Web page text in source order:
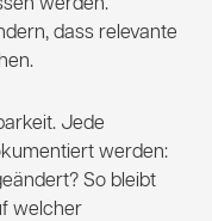
dass relevante
Jede
werden:
So bleibt
welcher